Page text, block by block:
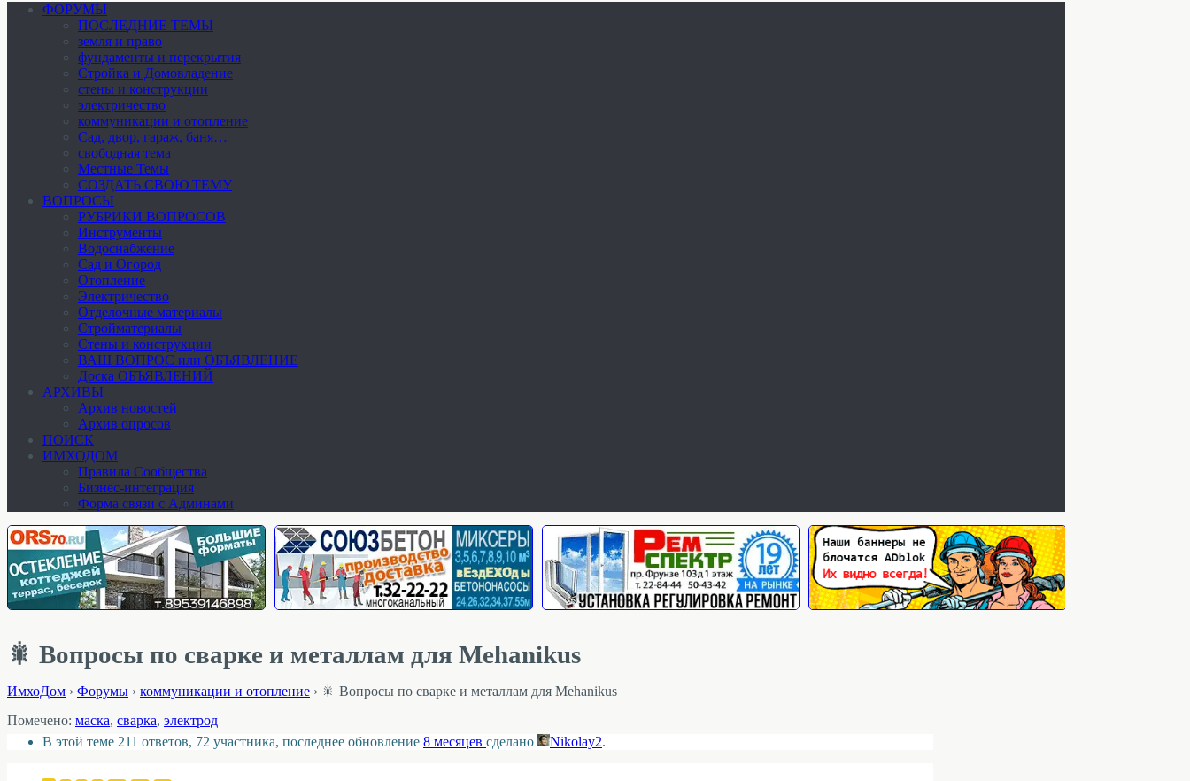
ФОРУМЫ
ПОСЛЕДНИЕ ТЕМЫ
земля и право
фундаменты и перекрытия
Стройка и Домовладение
стены и конструкции
электричество
коммуникации и отопление
Cад, двор, гараж, баня…
свободная тема
Местные Темы
СОЗДАТЬ СВОЮ ТЕМУ
ВОПРОСЫ
РУБРИКИ ВОПРОСОВ
Инструменты
Водоснабжение
Сад и Огород
Отопление
Электричество
Отделочные материалы
Стройматериалы
Стены и конструкции
ВАШ ВОПРОС или ОБЪЯВЛЕНИЕ
Доска ОБЪЯВЛЕНИЙ
АРХИВЫ
Архив новостей
Архив опросов
ПОИСК
ИМХОДОМ
Правила Сообщества
Бизнес-интеграция
Форма связи с Админами
🎇 Вопросы по сварке и металлам для Mehanikus
ИмхоДом › Форумы › коммуникации и отопление › 🎇 Вопросы по сварке и металлам для Mehanikus
Помечено: маска, сварка, электрод
В этой теме 211 ответов, 72 участника, последнее обновление 8 месяцев сделано Nikolay2.